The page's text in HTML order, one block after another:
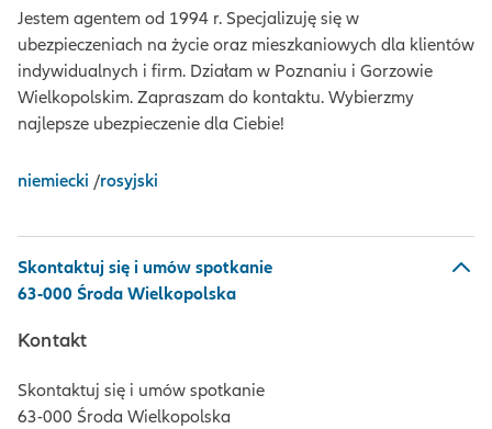
Jestem agentem od 1994 r. Specjalizuję się w
ubezpieczeniach na życie oraz mieszkaniowych dla klientów
indywidualnych i firm. Działam w Poznaniu i Gorzowie
Wielkopolskim. Zapraszam do kontaktu. Wybierzmy
najlepsze ubezpieczenie dla Ciebie!
niemiecki /rosyjski
Skontaktuj się i umów spotkanie
63-000 Środa Wielkopolska
Kontakt
Skontaktuj się i umów spotkanie
63-000 Środa Wielkopolska